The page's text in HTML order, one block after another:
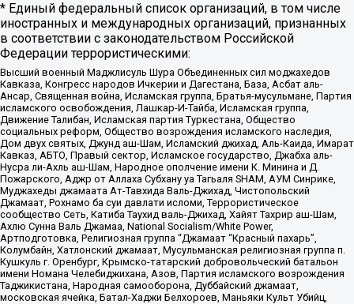
* Единый федеральный список организаций, в том числе
иностранных и международных организаций, признанных
в соответствии с законодательством Российской
Федерации террористическими:
Высший военный Маджлисуль Шура Объединенных сил моджахедов
Кавказа, Конгресс народов Ичкерии и Дагестана, База, Асбат аль-
Ансар, Священная война, Исламская группа, Братья-мусульмане, Партия
исламского освобождения, Лашкар-И-Тайба, Исламская группа,
Движение Талибан, Исламская партия Туркестана, Общество
социальных реформ, Общество возрождения исламского наследия,
Дом двух святых, Джунд аш-Шам, Исламский джихад, Аль-Каида, Имарат
Кавказ, АБТО, Правый сектор, Исламское государство, Джабха аль-
Нусра ли-Ахль аш-Шам, Народное ополчение имени К. Минина и Д.
Пожарского, Аджр от Аллаха Субхану уа Тагьаля SHAM, АУМ Синрике,
Муджахеды джамаата Ат-Тавхида Валь-Джихад, Чистопольский
Джамаат, Рохнамо ба суи давлати исломи, Террористическое
сообщество Сеть, Катиба Таухид валь-Джихад, Хайят Тахрир аш-Шам,
Ахлю Сунна Валь Джамаа, National Socialism/White Power,
Артподготовка, Религиозная группа “Джамаат “Красный пахарь”,
Колумбайн, Хатлонский джамаат, Мусульманская религиозная группа п.
Кушкуль г. Оренбург, Крымско-татарский добровольческий батальон
имени Номана Челебиджихана, Азов, Партия исламского возрождения
Таджикистана, Народная самооборона, Дуббайский джамаат,
московская ячейка, Батал-Хаджи Белхороев, Маньяки Культ Убийц,